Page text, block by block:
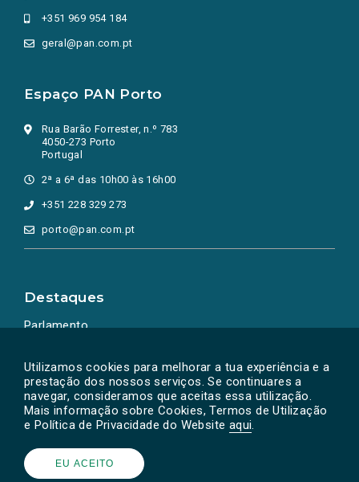
Utilizamos cookies para melhorar a tua experiência e a
prestação dos nossos serviços. Se continuares a
navegar, consideramos que aceitas essa utilização.
Mais informação sobre Cookies, Termos de Utilização
e Política de Privacidade do Website aqui.
EU ACEITO
+351 969 954 184
geral@pan.com.pt
Espaço PAN Porto
Rua Barão Forrester, n.º 783
4050-273 Porto
Portugal
2ª a 6ª das 10h00 às 16h00
+351 228 329 273
porto@pan.com.pt
Destaques
Parlamento
Powered by © PAN 2026